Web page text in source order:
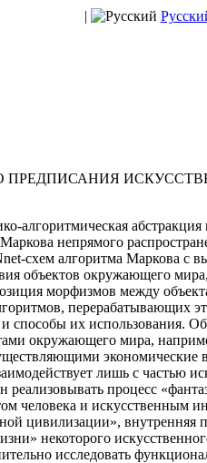
|
алгоритмическая
непрямого
схем алгоритма Маркова с
объектов окружающего
морфизмов между
перерабатывающих
способы их использования.
окружающего мира,
экономические
лишь с частью
процесс
человека и искусственным
цивилизации», внутренняя
некоторого
исследовать